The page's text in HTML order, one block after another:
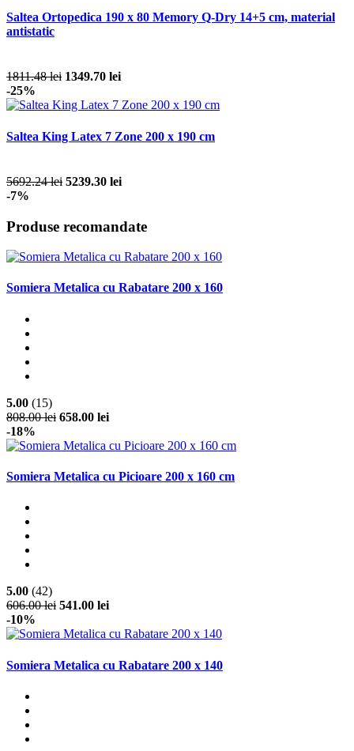
Saltea Ortopedica 190 x 80 Memory Q-Dry 14+5 cm, material
antistatic
1811.48 lei 1349.70 lei
-25%
Saltea King Latex 7 Zone 200 x 190 cm
5692.24 lei 5239.30 lei
-7%
Produse recomandate
Somiera Metalica cu Rabatare 200 x 160
5.00 (15)
808.00 lei 658.00 lei
-18%
Somiera Metalica cu Picioare 200 x 160 cm
5.00 (42)
606.00 lei 541.00 lei
-10%
Somiera Metalica cu Rabatare 200 x 140